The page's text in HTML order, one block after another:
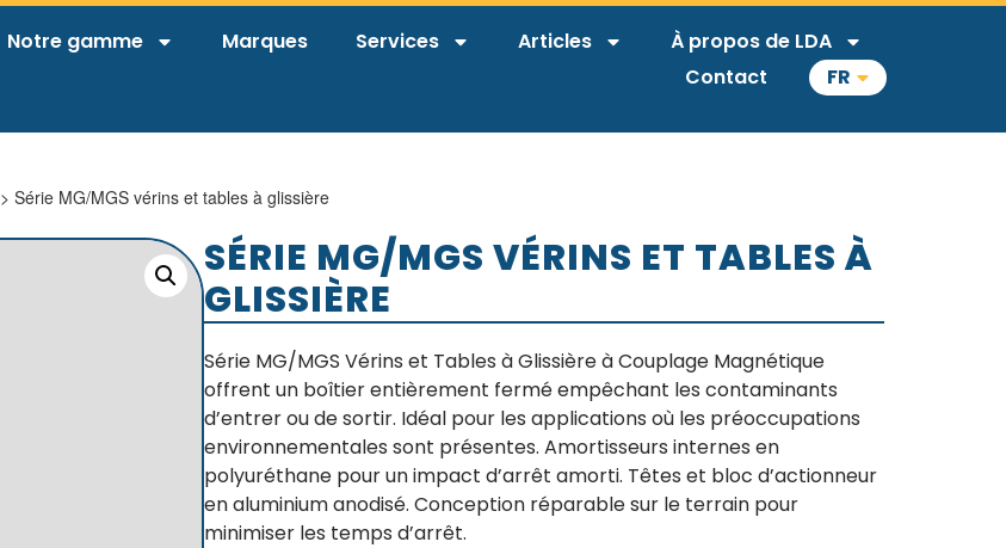
Notre gamme Marques Services Articles
À propos de LDA
Contact
FR
> Série MG/MGS vérins et tables à glissière
SÉRIE MG/MGS VÉRINS ET TABLES À
GLISSIÈRE
Série MG/MGS Vérins et Tables à Glissière à Couplage Magnétique
offrent un boîtier entièrement fermé empêchant les contaminants
d’entrer ou de sortir. Idéal pour les applications où les préoccupations
environnementales sont présentes. Amortisseurs internes en
polyuréthane pour un impact d’arrêt amorti. Têtes et bloc d’actionneur
en aluminium anodisé. Conception réparable sur le terrain pour
minimiser les temps d’arrêt.